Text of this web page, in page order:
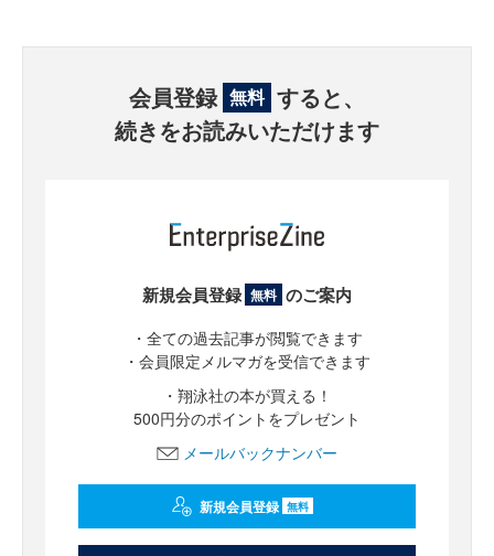
会員登録 無料 すると、
続きをお読みいただけます
新規会員登録 無料 のご案内
・全ての過去記事が閲覧できます
・会員限定メルマガを受信できます
・翔泳社の本が買える！
500円分のポイントをプレゼント
メールバックナンバー
新規会員登録 無料